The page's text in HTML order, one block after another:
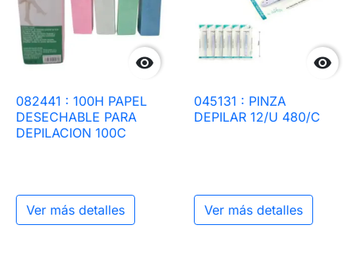

082441 : 100H PAPEL
DESECHABLE PARA
DEPILACION 100C
Ver más detalles

045131 : PINZA
DEPILAR 12/U 480/C
Ver más detalles